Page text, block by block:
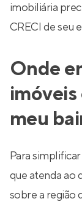
imobiliária
CRECI de seu
Onde
meu
Para
que atenda ao
sobre a região